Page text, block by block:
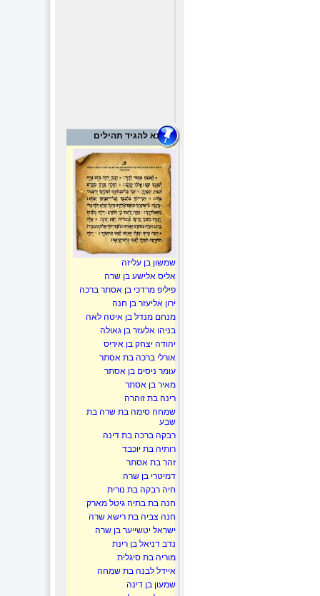
נא להגיד תהילים
שמשון בן עליזה
אליס אלישע בן שרה
פיליפ מרדכי בן אסתר ברכה
ירון אליעזר בן חנה
מנחם מנדל בן איטה לאה
בניהו אלעזר בן גאולה
יהודה יצחק בן איריס
אורלי ברכה בת אסתר
עומר ניסים בן אסתר
מאיר בן אסתר
רינה בת זוהרה
שמחה סימה בת שרה בת
שבע
רבקה ברכה בת דינה
רותיה בת יוכבד
זהר בת אסתר
דמיטרי בן שרה
חיה רבקה בת נורית
חנה בת בתיה גיטל מארק
חנה צביה בת רישא שרה
ישראל יטשייער בן שרה
נדב דניאל בן רינת
מוריה בת סיגלית
איידל לבנה בת שמחה
שמעון בן דינה